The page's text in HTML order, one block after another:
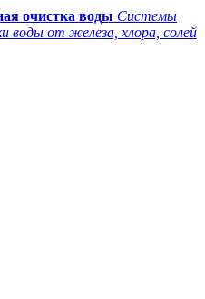
очистка воды Системы
воды от железа, хлора, солей